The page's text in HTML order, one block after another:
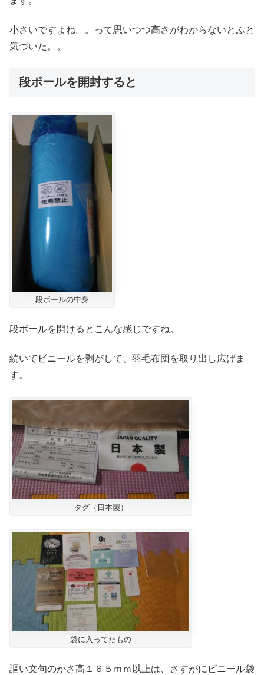
小さいですよね。。って思いつつ高さがわからないとふと
気づいた。。
段ボールを開封すると
段ボールの中身
段ボールを開けるとこんな感じですね。
続いてビニールを剥がして、羽毛布団を取り出し広げま
す。
タグ（日本製）
袋に入ってたもの
謳い文句のかさ高１６５ｍｍ以上は、さすがにビニール袋